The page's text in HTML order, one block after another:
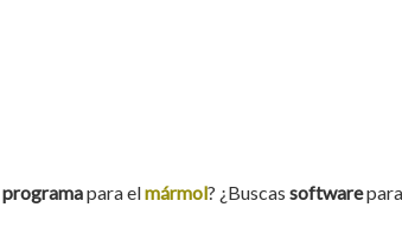
programapara elmármol? ¿Buscas software